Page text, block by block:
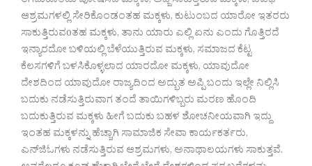
ಆಶ್ರಮಗಳಲ್ಲಿ ಸೇರಿಕೊಂಡಂತಹ ಮಕ್ಕಳು, ಕುಟುಂಬದ ಯಾರೋ ಇತರರು
ಸಾಕುತ್ತಿರುವoತಹ ಮಕ್ಕಳು, ತಾನು ಯಾರು ಎಲ್ಲಿ ಏನು ಎಂದು ಗೊತ್ತಿರದೆ
ಇನ್ಯಾರದೋ ಬಳಿಯಲ್ಲಿ ಬೆಳೆಯುತ್ತಿರುವ ಮಕ್ಕಳು, ಸಮಾಜದ ಕೆಟ್ಟ
ಕೆಲಸಗಳಿಗೆ ಬಳಸಿಕೊಳ್ಳಲಾದ ಯಾರದೋ ಮಕ್ಕಳು, ಯಾವುದೋ
ದೇಶದಿಂದ ಯಾವುದೋ ರಾಜ್ಯದಿಂದ ಅದ್ಭುತ ಅಪ್ಪಿ ಬಂದು ಇಲ್ಲೇ ನಿಲ್ಲಿಸಿ
ಬದುಕು ನಡೆಸುತ್ತಿರುವಾಗ ತಂದೆ ತಾಯಿಗಳಿಬ್ಬರು ಮರಣ ಹೊಂದಿ
ಬದುಕುತ್ತಿರುವ ಮಕ್ಕಳು ಹೀಗೆ ಬದುಕು ಬಹಳ ಶೋಚನೀಯವಾಗಿ ಇದ್ದು
ಇಂತಹ ಮಕ್ಕಳನ್ನು ಹೆಚ್ಚಾಗಿ ಸಾಮಾಜಿಕ ಸೇವಾ ಕಾರ್ಯಕರ್ತರು,
ಎನ್‌ಜಿಓಗಳು ನಡೆಸುತ್ತಿರುವ ಆಶ್ರಮಗಳು, ಅನಾಥಾಲಯಗಳು ಸಾಕುತ್ತವೆ.